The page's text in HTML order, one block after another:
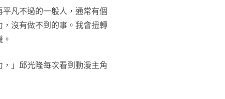
凡不過的一般人，通常有個
沒有做不到的事。我會扭轉
」邱光隆每次看到動漫主角